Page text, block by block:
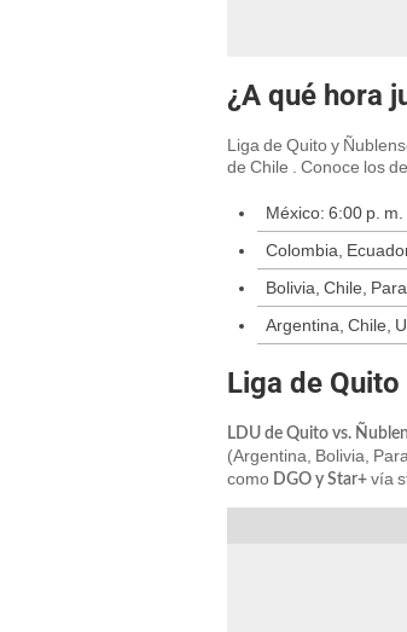
¿A qué hora
Liga de Quito y
de Chile . Conoce los
México: 6:00 p. m.
Colombia,
Bolivia, Chile,
Argentina, Chile,
Liga de
LDU de Quito vs.
(Argentina, Bolivia,
como DGO y Star+ vía